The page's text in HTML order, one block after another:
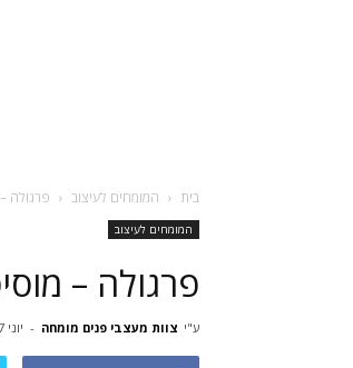
בית המומחים לעיצוב פרגולה
המומחים לעיצוב
פרגולה –
ע"י צוות מעצבי פנים מומחה - יוני 17, 2025